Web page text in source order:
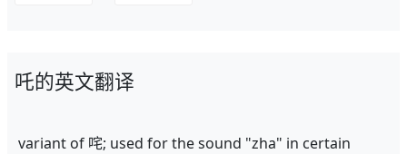
吒的英文翻译
variant of 咤; used for the sound "zha" in certain